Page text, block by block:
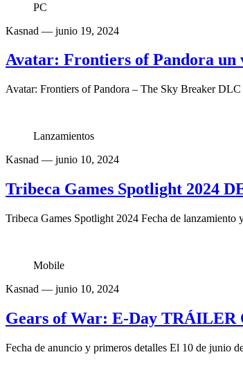
PC
Kasnad — junio 19, 2024
Avatar: Frontiers of Pandora un
Avatar: Frontiers of Pandora – The Sky Breaker
Lanzamientos
Kasnad — junio 10, 2024
Tribeca Games Spotlight 2024
Tribeca Games Spotlight 2024 Fecha de
Mobile
Kasnad — junio 10, 2024
Gears of War: E-Day TRÁILER
Fecha de anuncio y primeros detalles El 10 de junio